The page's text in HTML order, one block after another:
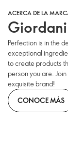
ACERCA DE LA
Perfection is in the
exceptional
to create products
person you are.
exquisite brand!
CONOCE MÁS